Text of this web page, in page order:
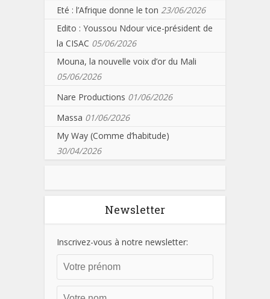
Eté : l’Afrique donne le ton 23/06/2026
Edito : Youssou Ndour vice-président de
la CISAC 05/06/2026
Mouna, la nouvelle voix d’or du Mali
05/06/2026
Nare Productions 01/06/2026
Massa 01/06/2026
My Way (Comme d’habitude)
30/04/2026
Newsletter
Inscrivez-vous à notre newsletter: